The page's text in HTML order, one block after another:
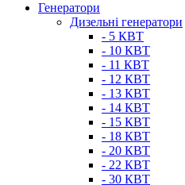
Генератори
Дизельні генератори
- 5 КВТ
- 10 КВТ
- 11 КВТ
- 12 КВТ
- 13 КВТ
- 14 КВТ
- 15 КВТ
- 18 КВТ
- 20 КВТ
- 22 КВТ
- 30 КВТ